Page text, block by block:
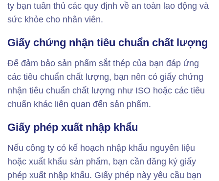
ty bạn tuân thủ các quy định về an toàn lao động và
sức khỏe cho nhân viên.
Giấy chứng nhận tiêu chuẩn chất lượng
Để đảm bảo sản phẩm sắt thép của bạn đáp ứng
các tiêu chuẩn chất lượng, bạn nên có giấy chứng
nhận tiêu chuẩn chất lượng như ISO hoặc các tiêu
chuẩn khác liên quan đến sản phẩm.
Giấy phép xuất nhập khẩu
Nếu công ty có kế hoạch nhập khẩu nguyên liệu
hoặc xuất khẩu sản phẩm, bạn cần đăng ký giấy
phép xuất nhập khẩu. Giấy phép này yêu cầu bạn